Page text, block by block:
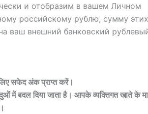
и отобразим в вашем Личном
российскому рублю, сумму этих
ваш внешний банковский
सफेद अंक प्राप्त करें।
में बदल दिया जाता है। आपके व्यक्तिगत खाते के